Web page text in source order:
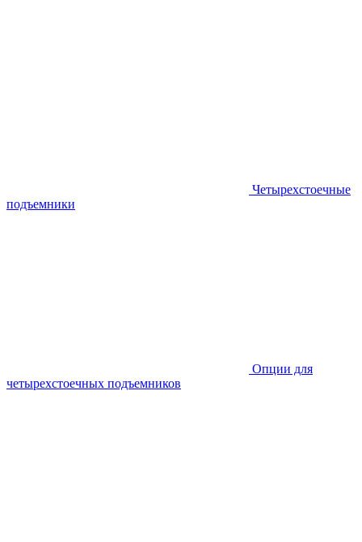
Четырехстоечные
подъемники
Опции для
четырехстоечных подъемников